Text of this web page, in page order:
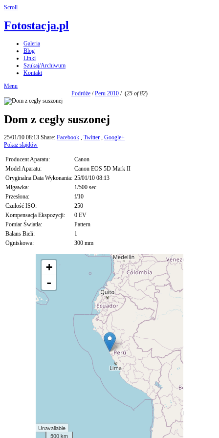
Scroll
Fotostacja.pl
Galeria
Blog
Linki
Szukaj/Archiwum
Kontakt
Menu
Podróże /Peru 2010 / (25 of 82)
Dom z cegły suszonej
25/01/10 08:13 Share: Facebook , Twitter , Google+
Pokaz slajdów
Producent Aparatu:
Canon
Model Aparatu:
Canon EOS 5D Mark II
Oryginalna Data Wykonania: 25/01/10 08:13
Migawka:
1/500 sec
Przesłona:
f/10
Czułość ISO:
250
Kompensacja Ekspozycji:
0 EV
Pomiar Światła:
Pattern
Balans Bieli:
1
Ogniskowa:
300 mm
+
-
Unavailable
500 km